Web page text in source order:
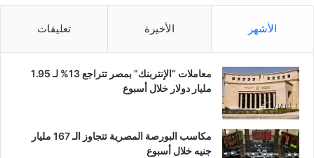
الأشهر الأخيرة تعليقات
معاملات “الإنتربنك” بمصر تتراجع 13% لـ 1.95
مليار دولار خلال أسبوع
مكاسب البورصة المصرية تتجاوز الـ 167 مليار
جنيه خلال أسبوع